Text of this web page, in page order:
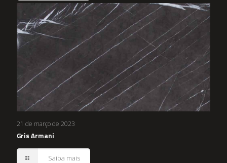
21 de março de 2023
Gris Armani
Saiba mais